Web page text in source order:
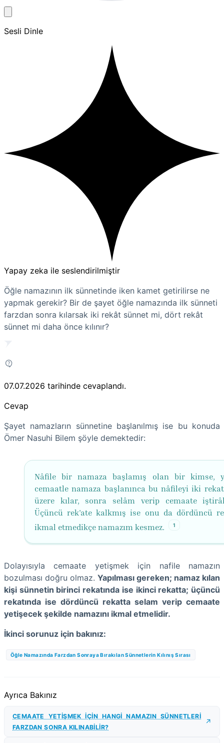
Sesli Dinle
Yapay zeka ile seslendirilmiştir
Öğle namazının ilk sünnetinde iken kamet getirilirse ne
yapmak gerekir? Bir de şayet öğle namazında ilk sünneti
farzdan sonra kılarsak iki rekât sünnet mi, dört rekât
sünnet mi daha önce kılınır?
07.07.2026 tarihinde cevaplandı.
Cevap
Şayet namazların sünnetine başlanılmış ise bu konuda
Ömer Nasuhi Bilem şöyle demektedir:
Nâfile bir namaza başlamış olan bir kimse,
cemaatle namaza başlanınca bu nâfileyi iki
üzere kılar, sonra selâm verip cemaate
Üçüncü rek'ate kalkmış ise onu da dördüncü
ikmal etmedikçe namazım kesmez.
1
Dolayısıyla cemaate yetişmek için nafile namazın
bozulması doğru olmaz. Yapılması gereken; namaz kılan
kişi sünnetin birinci rekatında ise ikinci rekatta; üçüncü
rekatında ise dördüncü rekatta selam verip cemaate
yetişecek şekilde namazını ikmal etmelidir.
İkinci sorunuz için bakınız:
Öğle Namazında Farzdan Sonraya Bırakılan Sünnetlerin Kılınış Sırası
Ayrıca Bakınız
CEMAATE YETİŞMEK İÇİN HANGİ NAMAZIN SÜNNETLERİ
FARZDAN SONRA KILINABİLİR?